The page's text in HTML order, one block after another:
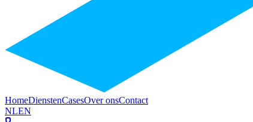
HomeDienstenCasesOver onsContact
NLEN